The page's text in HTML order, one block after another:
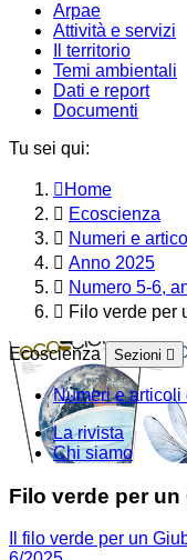
Arpae
Attività e servizi
Il territorio
Temi ambientali
Dati e report
Documenti
Tu sei qui:
Home
Ecoscienza
Numeri e
Anno 2025
Numero 5-6,
Filo verde per
Ecoscienza Sezioni
Numeri e
La rivista
Chi siamo
Filo verde per
Il filo verde per un